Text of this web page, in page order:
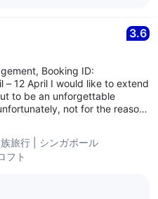
feedback and following
shall be investigating,
the areas we lack, in
members concerned. All of
opportunity to recover your
us to change your
at your service, and we
as you embark on your
regards, The
3.6
ID:
like to extend
to be an unforgettable
not for the reasons
5-star establishment in
real surprise came upon
basic expectation), and
the
旅行
シンガポール
フト